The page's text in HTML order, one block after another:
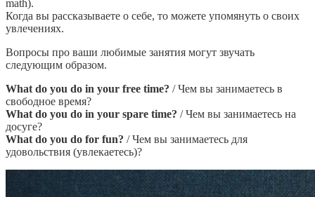
math).
Когда вы рассказываете о себе, то можете упомянуть о своих
увлечениях.
Вопросы про ваши любимые занятия могут звучать
следующим образом.
What do you do in your free time? / Чем вы занимаетесь в
свободное время?
What do you do in your spare time? / Чем вы занимаетесь на
досуге?
What do you do for fun? / Чем вы занимаетесь для
удовольствия (увлекаетесь)?